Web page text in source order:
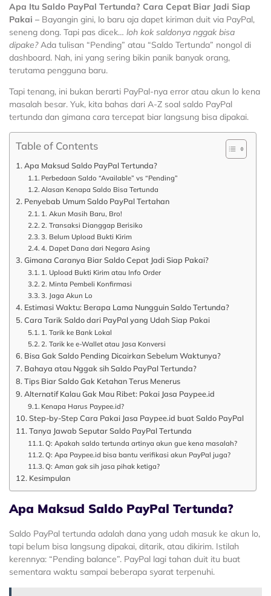
Apa Itu Saldo PayPal Tertunda? Cara Cepat Biar Jadi Siap
Pakai – Bayangin gini, lo baru aja dapet kiriman duit via PayPal,
seneng dong. Tapi pas dicek… loh kok saldonya nggak bisa
dipake?Ada tulisan “Pending” atau “Saldo Tertunda” nongol di
dashboard. Nah, ini yang sering bikin panik banyak orang,
terutama pengguna baru.
Tapi tenang, ini bukan berarti PayPal-nya error atau akun lo kena
masalah besar. Yuk, kita bahas dari A-Z soal saldo PayPal
tertunda dan gimana cara tercepat biar langsung bisa dipakai.
Table of Contents
Apa Maksud Saldo PayPal Tertunda?
Perbedaan Saldo “Available” vs “Pending”
Alasan Kenapa Saldo Bisa Tertunda
Penyebab Umum Saldo PayPal Tertahan
1. Akun Masih Baru, Bro!
2. Transaksi Dianggap Berisiko
3. Belum Upload Bukti Kirim
4. Dapet Dana dari Negara Asing
Gimana Caranya Biar Saldo Cepat Jadi Siap Pakai?
1. Upload Bukti Kirim atau Info Order
2. Minta Pembeli Konfirmasi
3. Jaga Akun Lo
Estimasi Waktu: Berapa Lama Nungguin Saldo Tertunda?
Cara Tarik Saldo dari PayPal yang Udah Siap Pakai
1. Tarik ke Bank Lokal
2. Tarik ke e-Wallet atau Jasa Konversi
Bisa Gak Saldo Pending Dicairkan Sebelum Waktunya?
Bahaya atau Nggak sih Saldo PayPal Tertunda?
Tips Biar Saldo Gak Ketahan Terus Menerus
Alternatif Kalau Gak Mau Ribet: Pakai Jasa Paypee.id
Kenapa Harus Paypee.id?
Step-by-Step Cara Pakai Jasa Paypee.id buat Saldo PayPal
Tanya Jawab Seputar Saldo PayPal Tertunda
Q: Apakah saldo tertunda artinya akun gue kena masalah?
Q: Apa Paypee.id bisa bantu verifikasi akun PayPal juga?
Q: Aman gak sih jasa pihak ketiga?
Kesimpulan
Apa Maksud Saldo PayPal Tertunda?
Saldo PayPal tertunda adalah dana yang udah masuk ke akun lo,
tapi belum bisa langsung dipakai, ditarik, atau dikirim. Istilah
kerennya: “Pending balance”. PayPal lagi tahan duit itu buat
sementara waktu sampai beberapa syarat terpenuhi.